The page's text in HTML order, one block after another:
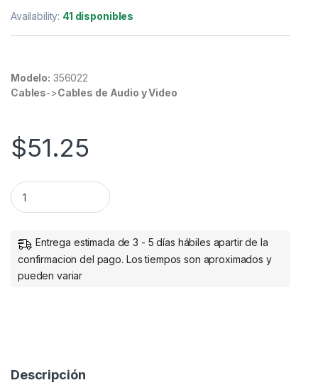
Availability: 41 disponibles
Modelo: 356022
Cables->Cables de Audio y Video
$51.25
EXTENSION DE CABLE DE AUDIO EST EREO 3.5MM 1.0M M-H
Entrega estimada de 3 - 5 días hábiles apartir de la
confirmacion del pago. Los tiempos son aproximados y
pueden variar
Descripción